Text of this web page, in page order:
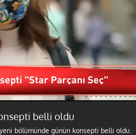
belli oldu
bölümünde günün konsepti belli oldu.